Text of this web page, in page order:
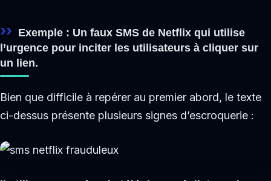
Exemple : Un faux SMS de Netflix qui utilise
l’urgence pour inciter les utilisateurs à cliquer sur
un lien.
Bien que difficile à repérer au premier abord, le texte
ci-dessus présente plusieurs signes d’escroquerie :